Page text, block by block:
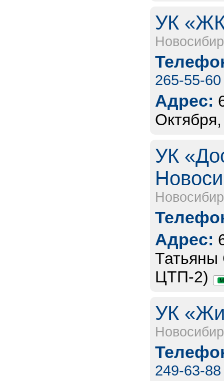
УК
265-55-60
Адрес:
УК
Адрес:
Татьяны
ЦТП-2)
М
УК
249-63-88